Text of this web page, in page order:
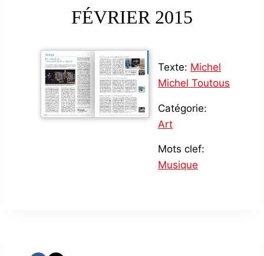
FÉVRIER 2015
Texte: Michel
Michel Toutous
Catégorie:
Art
Mots clef:
Musique